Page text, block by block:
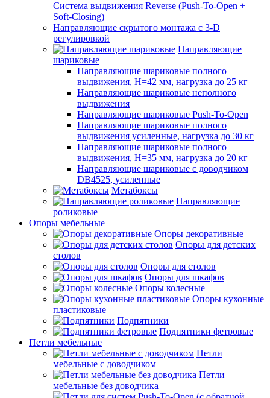
Система выдвижения Reverse (Push-To-Open +
Soft-Closing)
Направляющие скрытого монтажа с 3-D
регулировкой
Направляющие
шариковые
Направляющие шариковые полного
выдвижения, H=42 мм, нагрузка до 25 кг
Направляющие шариковые неполного
выдвижения
Направляющие шариковые Push-To-Open
Направляющие шариковые полного
выдвижения усиленные, нагрузка до 30 кг
Направляющие шариковые полного
выдвижения, H=35 мм, нагрузка до 20 кг
Направляющие шариковые с доводчиком
DB4525, усиленные
Метабоксы
Направляющие
роликовые
Опоры мебельные
Опоры декоративные
Опоры для детских
столов
Опоры для столов
Опоры для шкафов
Опоры колесные
Опоры кухонные
пластиковые
Подпятники
Подпятники фетровые
Петли мебельные
Петли
мебельные с доводчиком
Петли
мебельные без доводчика